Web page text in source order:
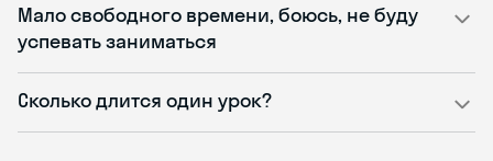
Мало свободного времени, боюсь, не буду
успевать заниматься
Сколько длится один урок?